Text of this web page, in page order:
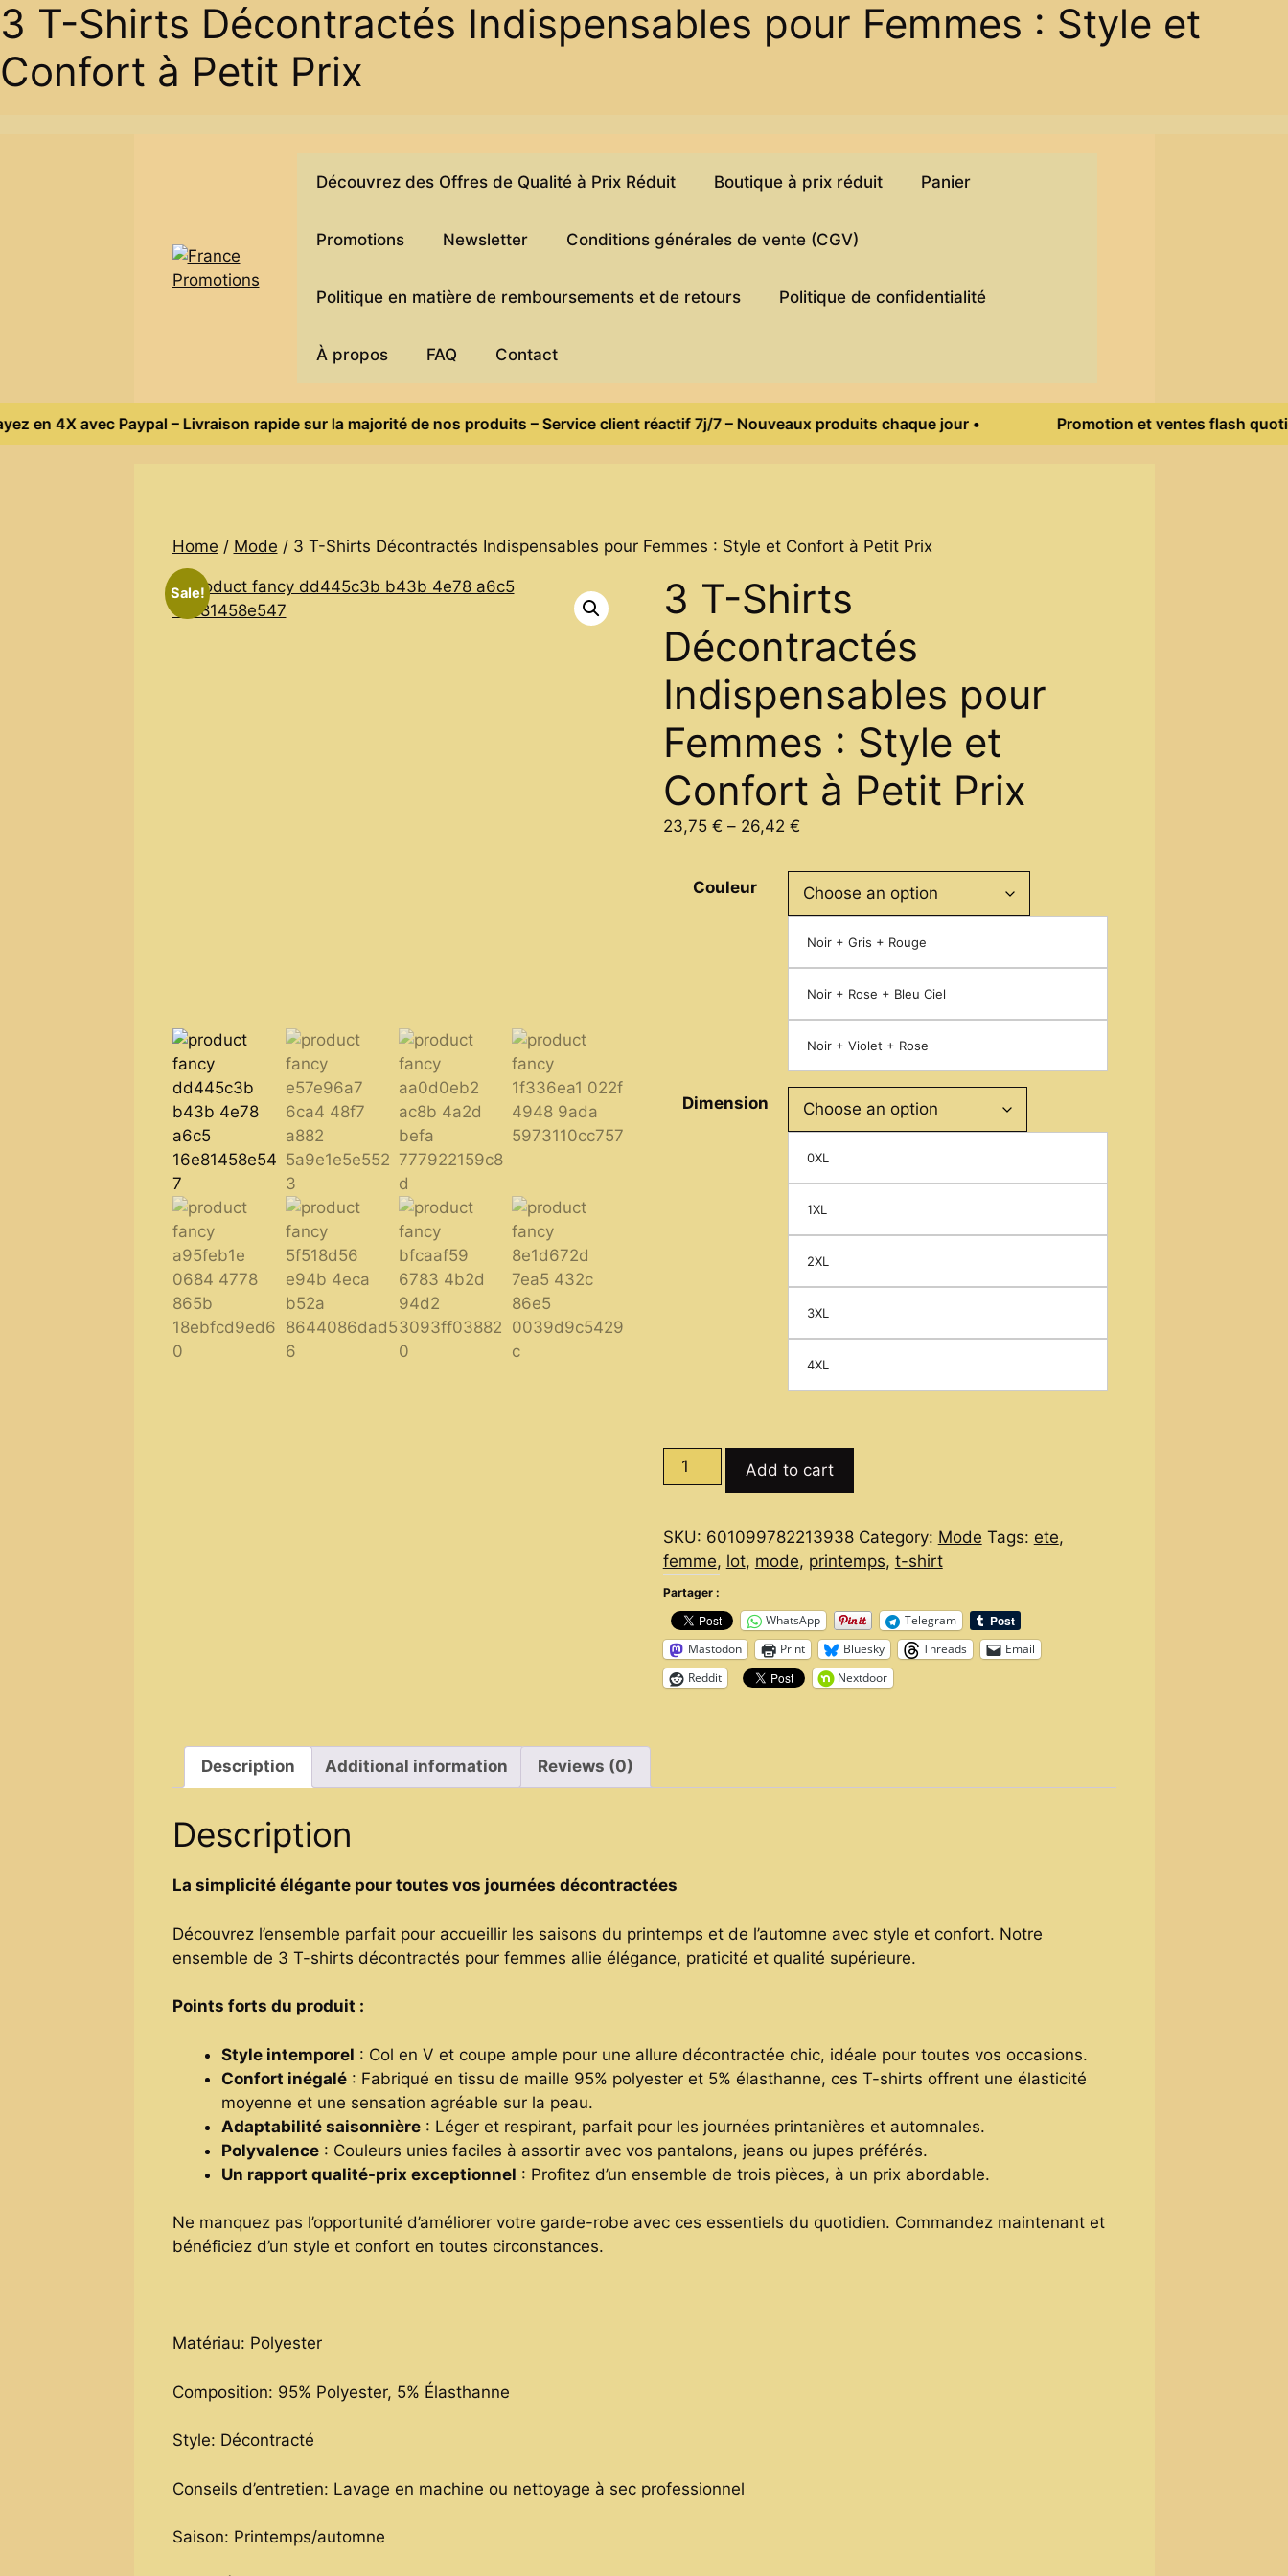
3 T-Shirts Décontractés Indispensables pour Femmes : Style et
Confort à Petit Prix
Découvrez des Offres de Qualité à Prix Réduit Boutique à prix réduit Panier
Promotions Newsletter Conditions générales de vente (CGV)
Politique en matière de remboursements et de retours Politique de confidentialité
À propos FAQ Contact
avec Paypal – Livraison rapide sur la majorité de nos produits – Service client réactif 7j/7 – Nouveaux produits chaque jour • Promotion et ventes flash
Home / Mode / 3 T-Shirts Décontractés Indispensables pour Femmes : Style et Confort à Petit Prix
Sale!
3 T-Shirts
Décontractés
Indispensables pour
Femmes : Style et
Confort à Petit Prix
23,75 € – 26,42 €Price
23,75 €
through
26,42 €
Couleur
Noir + Gris + Rouge
Noir + Rose + Bleu Ciel
Noir + Violet + Rose
Dimension
0XL
1XL
2XL
3XL
4XL
T-
Décontractés
Indispensables
pour
Femmes
Style
et
quantity
Add to cart
SKU: 601099782213938 Category: Mode Tags: ete,
femme, lot, mode, printemps, t-shirt
Partager :
WhatsApp
Telegram
Mastodon
Print Bluesky Threads
Email
Reddit
Nextdoor
Description Additional information Reviews (0)
Description
La simplicité élégante pour toutes vos journées décontractées
Découvrez l’ensemble parfait pour accueillir les saisons du printemps et de l’automne avec style et confort. Notre
ensemble de 3 T-shirts décontractés pour femmes allie élégance, praticité et qualité supérieure.
Points forts du produit :
Style intemporel : Col en V et coupe ample pour une allure décontractée chic, idéale pour toutes vos occasions.
Confort inégalé: Fabriqué en tissu de maille 95% polyester et 5% élasthanne, ces T-shirts offrent une élasticité
moyenne et une sensation agréable sur la peau.
Adaptabilité saisonnière: Léger et respirant, parfait pour les journées printanières et automnales.
Polyvalence: Couleurs unies faciles à assortir avec vos pantalons, jeans ou jupes préférés.
Un rapport qualité-prix exceptionnel : Profitez d’un ensemble de trois pièces, à un prix abordable.
Ne manquez pas l’opportunité d’améliorer votre garde-robe avec ces essentiels du quotidien. Commandez maintenant et
bénéficiez d’un style et confort en toutes circonstances.
Matériau: Polyester
Composition: 95% Polyester, 5% Élasthanne
Style: Décontracté
Conseils d’entretien: Lavage en machine ou nettoyage à sec professionnel
Saison: Printemps/automne